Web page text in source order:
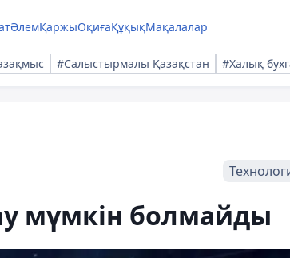
ӘлемҚаржыОқиғаҚұқықМақалалар
#Салыстырмалы Қазақстан #Халық
мүмкін болмайды